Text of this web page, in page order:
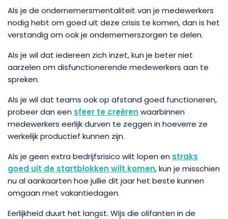
Als je de ondernemersmentaliteit van je medewerkers
nodig hebt om goed uit deze crisis te komen, dan is het
verstandig om ook je ondernemerszorgen te delen.
Als je wil dat iedereen zich inzet, kun je beter niet
aarzelen om disfunctionerende medewerkers aan te
spreken.
Als je wil dat teams ook op afstand goed functioneren,
probeer dan een sfeer te creëren waarbinnen
medewerkers eerlijk durven te zeggen in hoeverre ze
werkelijk productief kunnen zijn.
Als je geen extra bedrijfsrisico wilt lopen en straks
goed uit de startblokken wilt komen, kun je misschien
nu al aankaarten hoe jullie dit jaar het beste kunnen
omgaan met vakantiedagen.
Eerlijkheid duurt het langst. Wijs die olifanten in de